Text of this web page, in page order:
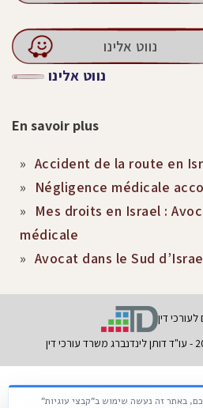
נווט אלינו
נווט אלינו
En savoir plus
Accident de la route en
Négligence médicale
Mes droits en Israel :
médicale
Avocat dans le Sud
דין
באתר זה נעשה שימוש ב"קבצי עוגיות"
Français